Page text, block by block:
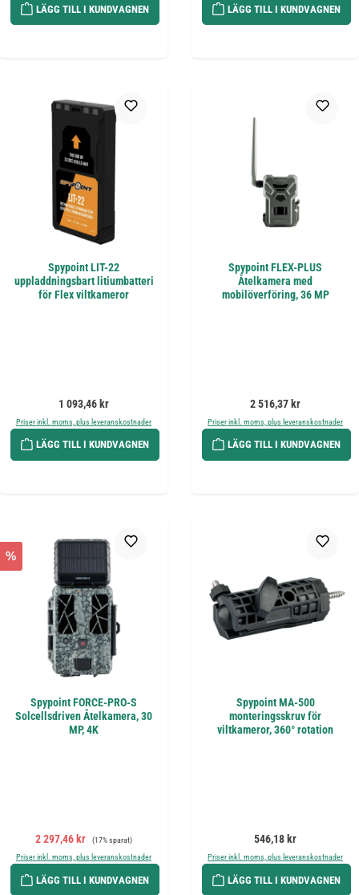
LÄGG TILL I KUNDVAGNEN LÄGG TILL I KUNDVAGNEN
Spypoint LIT-22
uppladdningsbart litiumbatteri
för Flex viltkameror
Ordinarie pris:
1 093,46 kr
Priser inkl. moms, plus leveranskostnader
LÄGG TILL I KUNDVAGNEN
Spypoint FLEX-PLUS
Åtelkamera med
mobilöverföring, 36 MP
Ordinarie pris:
2 516,37 kr
Priser inkl. moms, plus leveranskostnader
LÄGG TILL I KUNDVAGNEN
%
Spypoint FORCE-PRO-S
Solcellsdriven Åtelkamera, 30
MP, 4K
Försäljningspris:
2 297,46 kr Ordinarie pris:
(17% sparat)
Priser inkl. moms, plus leveranskostnader
LÄGG TILL I KUNDVAGNEN
Spypoint MA-500
monteringsskruv för
viltkameror, 360° rotation
Ordinarie pris:
546,18 kr
Priser inkl. moms, plus leveranskostnader
LÄGG TILL I KUNDVAGNEN